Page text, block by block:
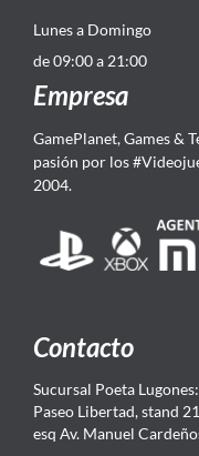
Lunes a Domingo
de 09:00 a 21:00
Empresa
GamePlanet, Games &
pasión por los
2004.
Contacto
Sucursal Poeta Lugones:
Paseo Libertad, stand
esq Av. Manuel